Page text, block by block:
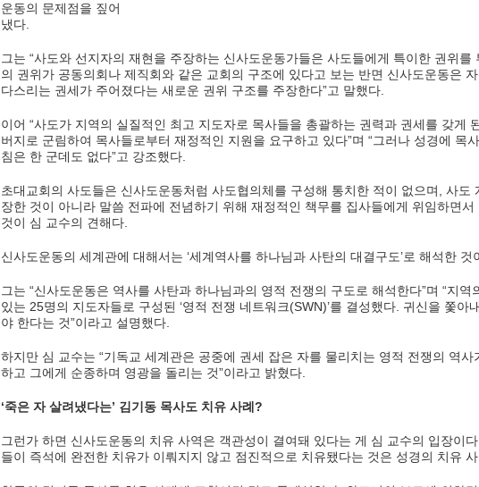
운동의 문제점을 짚어
냈다.
그는 “사도와 선지자의 재현을 주장하는 신사도운동가들은 사도들에게 특이한 권위를
의 권위가 공동의회나 제직회와 같은 교회의 구조에 있다고 보는 반면 신사도운동은
다스리는 권세가 주어졌다는 새로운 권위 구조를 주장한다”고 말했다.
이어 “사도가 지역의 실질적인 최고 지도자로 목사들을 총괄하는 권력과 권세를 갖게
버지로 군림하여 목사들로부터 재정적인 지원을 요구하고 있다”며 “그러나 성경에 목
침은 한 군데도 없다”고 강조했다.
초대교회의 사도들은 신사도운동처럼 사도협의체를 구성해 통치한 적이 없으며, 사도
장한 것이 아니라 말씀 전파에 전념하기 위해 재정적인 책무를 집사들에게 위임하면
것이 심 교수의 견해다.
신사도운동의 세계관에 대해서는 ‘세계역사를 하나님과 사탄의 대결구도’로 해석한 것
그는 “신사도운동은 역사를 사탄과 하나님과의 영적 전쟁의 구도로 해석한다”며 “지
있는 25명의 지도자들로 구성된 ‘영적 전쟁 네트워크(SWN)’를 결성했다. 귀신을 쫓아
야 한다는 것”이라고 설명했다.
하지만 심 교수는 “기독교 세계관은 공중에 권세 잡은 자를 물리치는 영적 전쟁의 역
하고 그에게 순종하며 영광을 돌리는 것”이라고 밝혔다.
‘죽은 자 살려냈다는’ 김기동 목사도 치유 사례?
그런가 하면 신사도운동의 치유 사역은 객관성이 결여돼 있다는 게 심 교수의 입장이
들이 즉석에 완전한 치유가 이뤄지지 않고 점진적으로 치유됐다는 것은 성경의 치유